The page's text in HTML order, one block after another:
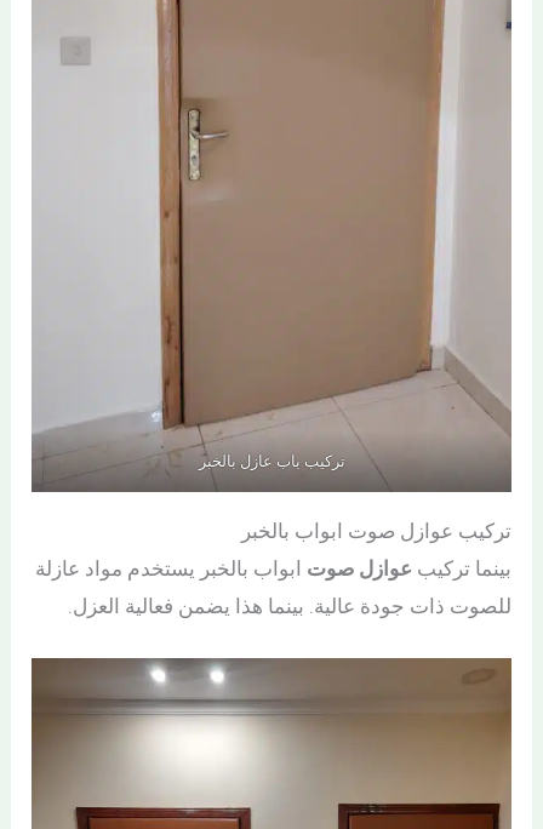
تركيب باب عازل بالخبر
تركيب عوازل صوت ابواب بالخبر
بينما تركيب عوازل صوت ابواب بالخبر يستخدم مواد عازلة
للصوت ذات جودة عالية. بينما هذا يضمن فعالية العزل.